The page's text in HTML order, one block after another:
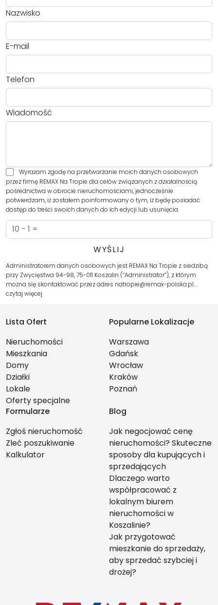
Nazwisko
E-mail
Telefon
Wiadomość
Wyrażam zgodę na przetwarzanie moich danych osobowych
przez firmę REMAX Na Tropie dla celów związanych z działalnością
pośrednictwa w obrocie nieruchomościami, jednocześnie
potwierdzam, iż zostałem poinformowany o tym, iż będę posiadać
dostęp do treści swoich danych do ich edycji lub usunięcia.
Administratorem danych osobowych jest REMAX Na Tropie z siedzibą
przy Zwycięstwa 94-98, 75-011 Koszalin (“Administrator”), z którym
można się skontaktować przez adres natropie@remax-polska.pl…
czytaj więcej
Lista Ofert
Nieruchomości
Mieszkania
Domy
Działki
Lokale
Oferty specjalne
Popularne Lokalizacje
Warszawa
Gdańsk
Wrocław
Kraków
Poznań
Formularze
Zgłoś nieruchomość
Zleć poszukiwanie
Kalkulator
Blog
Jak negocjować cenę
nieruchomości? Skuteczne
sposoby dla kupujących i
sprzedających
Dlaczego warto
współpracować z
lokalnym biurem
nieruchomości w
Koszalinie?
Jak przygotować
mieszkanie do sprzedaży,
aby sprzedać szybciej i
drożej?